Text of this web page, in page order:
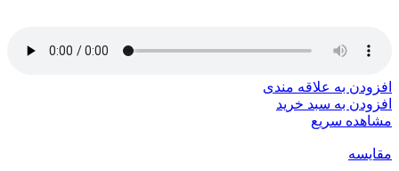
افزودن به علاقه مندی
افزودن به سبد خرید
مشاهده سریع
مقایسه